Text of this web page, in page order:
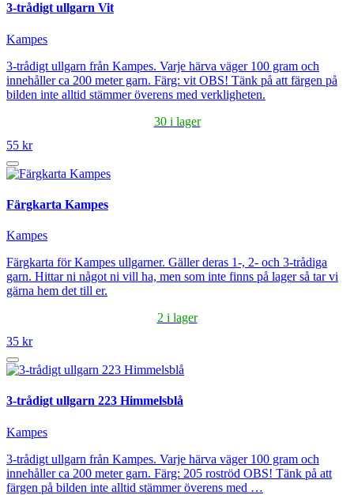
3-trådigt ullgarn Vit
Kampes
3-trådigt ullgarn från Kampes. Varje härva väger 100 gram och
innehåller ca 200 meter garn. Färg: vit OBS! Tänk på att färgen på
bilden inte alltid stämmer överens med verkligheten.
30 i lager
55 kr
Färgkarta Kampes
Kampes
Färgkarta för Kampes ullgarner. Gäller deras 1-, 2- och 3-trådiga
garn. Hittar ni något ni vill ha, men som inte finns på lager så tar vi
gärna hem det till er.
2 i lager
35 kr
3-trådigt ullgarn 223 Himmelsblå
Kampes
3-trådigt ullgarn från Kampes. Varje härva väger 100 gram och
innehåller ca 200 meter garn. Färg: 205 roströd OBS! Tänk på att
färgen på bilden inte alltid stämmer överens med …